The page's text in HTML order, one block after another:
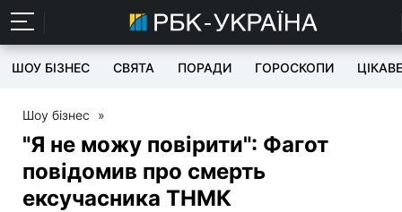
ШОУ БІЗНЕС СВЯТА ПОРАДИ ГОРОСКОПИ ЦІКАВЕ
Шоу бізнес »
"Я не можу повірити": Фагот
повідомив про смерть
ексучасника ТНМК